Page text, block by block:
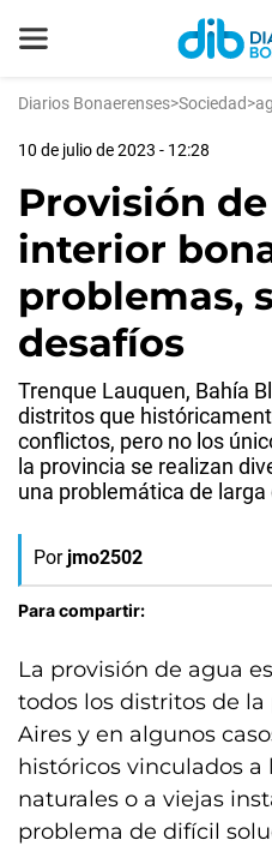
Diarios Bonaerenses>Sociedad>
10 de julio de 2023 - 12:28
Provisión
interior
problemas,
desafíos
Trenque Lauquen, Bahía
distritos que
conflictos, pero no los
la provincia se realizan
una problemática de larga
Por jmo2502
Para compartir:
La provisión de agua
todos los distritos de
Aires y en algunos
históricos vinculados a
naturales o a viejas
problema de difícil